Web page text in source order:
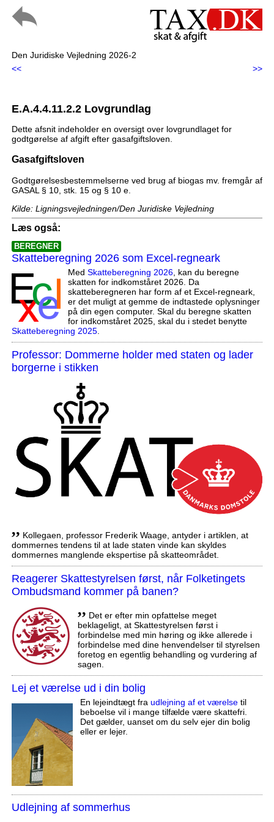
Den Juridiske Vejledning 2026-2
<<
>>
E.A.4.4.11.2.2 Lovgrundlag
Dette afsnit indeholder en oversigt over lovgrundlaget for
godtgørelse af afgift efter gasafgiftsloven.
Gasafgiftsloven
Godtgørelsesbestemmelserne ved brug af biogas mv. fremgår af
GASAL § 10, stk. 15 og § 10 e.
Kilde: Ligningsvejledningen/Den Juridiske Vejledning
Læs også:
BEREGNER
Skatteberegning 2026 som Excel-regneark
Med Skatteberegning 2026, kan du beregne
skatten for indkomståret 2026. Da
skatteberegneren har form af et Excel-regneark,
er det muligt at gemme de indtastede oplysninger
på din egen computer. Skal du beregne skatten
for indkomståret 2025, skal du i stedet benytte
Skatteberegning 2025.
Professor: Dommerne holder med staten og lader
borgerne i stikken
,, Kollegaen, professor Frederik Waage, antyder i artiklen, at
dommernes tendens til at lade staten vinde kan skyldes
dommernes manglende ekspertise på skatteområdet.
Reagerer Skattestyrelsen først, når Folketingets
Ombudsmand kommer på banen?
,, Det er efter min opfattelse meget
beklageligt, at Skattestyrelsen først i
forbindelse med min høring og ikke allerede i
forbindelse med dine henvendelser til styrelsen
foretog en egentlig behandling og vurdering af
sagen.
Lej et værelse ud i din bolig
En lejeindtægt fra udlejning af et værelsetil
beboelse vil i mange tilfælde være skattefri.
Det gælder, uanset om du selv ejer din bolig
eller er lejer.
Udlejning af sommerhus